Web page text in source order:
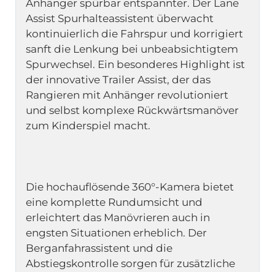
Anhänger spürbar entspannter. Der Lane
Assist Spurhalteassistent überwacht
kontinuierlich die Fahrspur und korrigiert
sanft die Lenkung bei unbeabsichtigtem
Spurwechsel. Ein besonderes Highlight ist
der innovative Trailer Assist, der das
Rangieren mit Anhänger revolutioniert
und selbst komplexe Rückwärtsmanöver
Die hochauflösende 360°-Kamera bietet
eine komplette Rundumsicht und
erleichtert das Manövrieren auch in
engsten Situationen erheblich. Der
Berganfahrassistent und die
Abstiegskontrolle sorgen für zusätzliche